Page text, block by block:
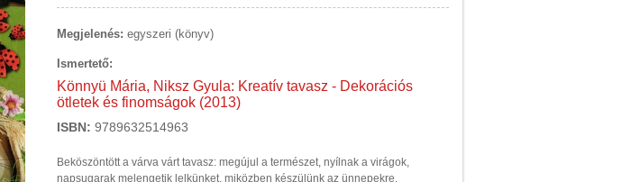
Megjelenés: egyszeri (könyv)
Ismertető:
Könnyü Mária, Niksz Gyula: Kreatív tavasz - Dekorációs
ötletek és finomságok (2013)
ISBN: 9789632514963
Beköszöntött a várva várt tavasz: megújul a természet, nyílnak a virágok,
napsugarak melengetik lelkünket, miközben készülünk az ünnepekre.